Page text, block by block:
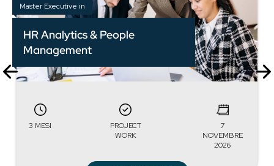
Master Executive in
HR Analytics & People
Management
3 MESI
PROJECT
WORK
7
NOVEMBRE
2026